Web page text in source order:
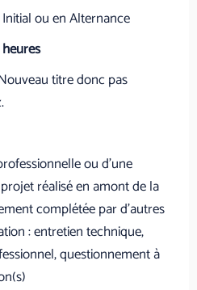
ou en Alternance
titre donc pas
ou d’une
réalisé en amont de la
complétée par d’autres
: entretien technique,
questionnement à